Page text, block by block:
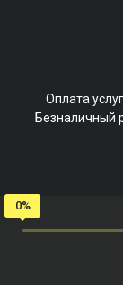
Оплата
Безналичный